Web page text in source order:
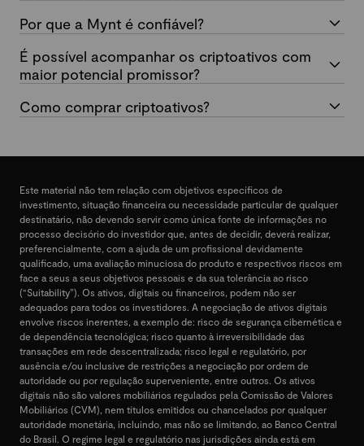
Por que a Mynt é confiável?
É possível acompanhar os criptoativos com
maior potencial promissor?
Como comprar criptoativos?
Este material não tem relação com objetivos específicos de
investimento, situação financeira ou necessidade particular de qualquer
destinatário, não devendo servir como única fonte de informações no
processo decisório do investidor que, antes de decidir, deverá realizar,
preferencialmente, com a ajuda de um profissional devidamente
qualificado, uma avaliação minuciosa do produto e respectivos riscos em
face a seus a seus objetivos pessoais e da sua tolerância ao risco
(“Suitability”). Os ativos, digitais ou financeiros, podem não ser
adequados para todos os investidores. A negociação de ativos digitais
envolve riscos inerentes, a exemplo de: risco de segurança cibernética e
de dependência tecnológica; risco quanto à irreversibilidade das
transações em rede descentralizada; risco legal e regulatório, por
ausência e/ou inclusive de restrições a negociação por ordem de
autoridade ou por regulação superveniente, entre outros. Os ativos
digitais não são valores mobiliários regulados pela Comissão de Valores
Mobiliários (CVM), nem títulos emitidos ou chancelados por qualquer
autoridade monetária, incluindo, mas não se limitando, ao Banco Central
do Brasil. O regime legal e regulatório nas jurisdições ainda está em